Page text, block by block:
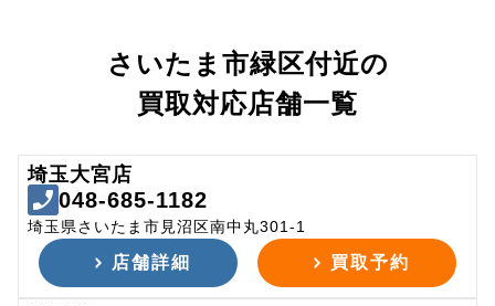
さいたま市緑区付近の
買取対応店舗一覧
埼玉大宮店
048-685-1182
埼玉県さいたま市見沼区南中丸301-1
店舗詳細 買取予約